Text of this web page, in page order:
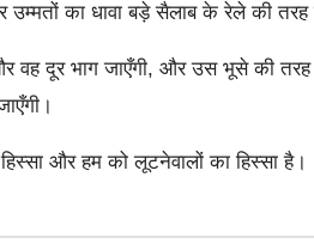
का धावा बड़े सैलाब के रेले की तरह
दूर भाग जाएँगी, और उस भूसे की तरह
और हम को लूटनेवालों का हिस्सा है।